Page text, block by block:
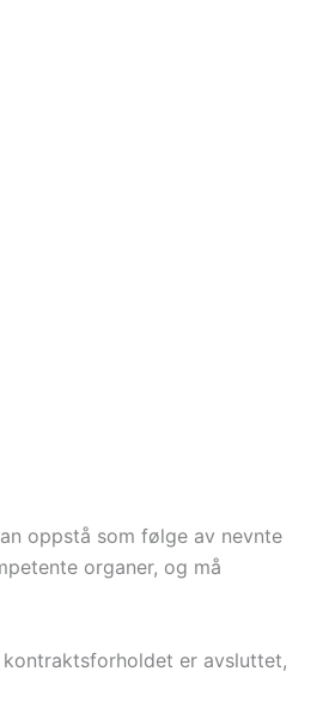
oppstå som følge av nevnte
organer, og må
er avsluttet,